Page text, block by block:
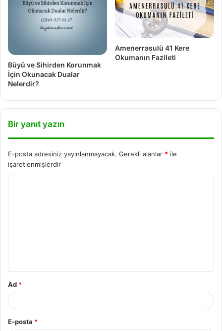
Büyü ve Sihirden Korunmak
İçin Okunacak Dualar
Nelerdir?
Amenerrasulü 41 Kere
Okumanın Fazileti
Bir yanıt yazın
E-posta adresiniz yayınlanmayacak. Gerekli alanlar * ile
işaretlenmişlerdir
Ad *
E-posta *